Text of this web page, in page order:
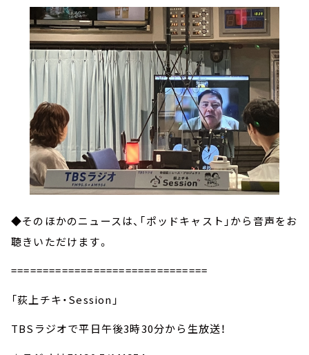
◆そのほかのニュースは、「ポッドキャスト」から音声をお
聴きいただけます。
===============================
「荻上チキ・Session」
TBSラジオで平日午後3時30分から生放送！